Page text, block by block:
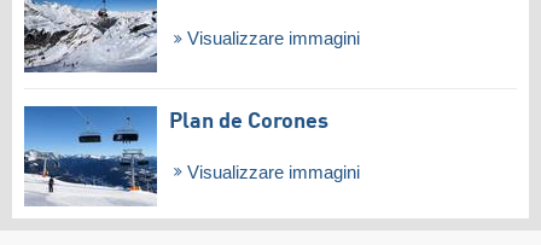
Visualizzare immagini
Plan de Corones
Visualizzare immagini